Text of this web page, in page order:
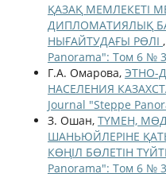
ҚАЗАҚ МЕМЛЕКЕТІ
ДИПЛОМАТИЯЛЫҚ
НЫҒАЙТУДАҒЫ РӨЛІ ,
Panorama": Том 6 №
Г.А. Омарова, ЭТНО-
НАСЕЛЕНИЯ
Journal "Steppe
З. Ошан, ТҮМЕН,
ШАНЬЮЙЛЕРІНЕ
КӨҢІЛ БӨЛЕТІН
Panorama": Том 6 №